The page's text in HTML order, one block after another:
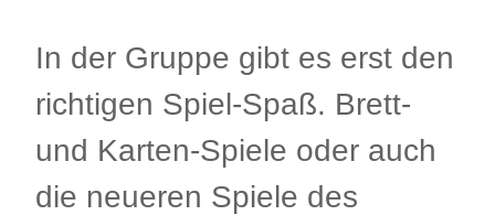
In der Gruppe gibt es erst den
richtigen Spiel-Spaß. Brett-
und Karten-Spiele oder auch
die neueren Spiele des